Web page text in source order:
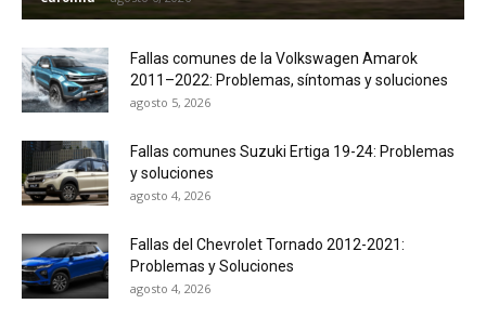
Fallas comunes de la Volkswagen Amarok
2011–2022: Problemas, síntomas y soluciones
agosto 5, 2026
Fallas comunes Suzuki Ertiga 19-24: Problemas
y soluciones
agosto 4, 2026
Fallas del Chevrolet Tornado 2012-2021:
Problemas y Soluciones
agosto 4, 2026